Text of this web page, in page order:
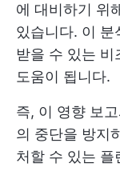
에 대비하기 위
있습니다. 이 분
받을 수 있는
도움이 됩니다.
즉, 이 영향 보
의 중단을 방지
처할 수 있는 플